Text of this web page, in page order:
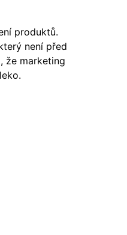
produktů.
není před
že marketing